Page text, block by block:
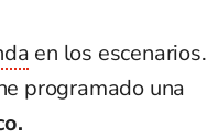
en los escenarios.
programado una